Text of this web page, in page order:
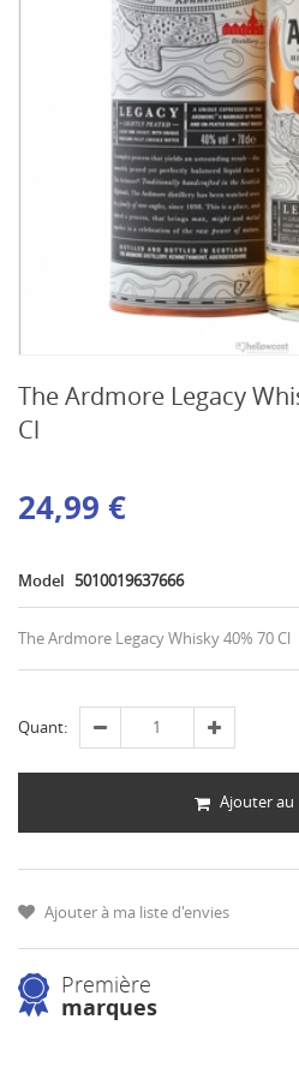
The Ardmore Legacy
Cl
24,99 €
Model 5010019637666
The Ardmore Legacy Whisky 40% 70 Cl
Quant:
Ajouter au
Ajouter à ma liste d'envies
Première
marques